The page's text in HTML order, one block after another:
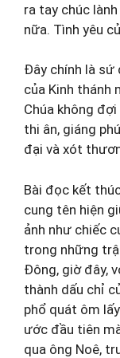
ra tay chúc
nữa. Tình yêu
Đây chính là sứ
của Kinh thánh
Chúa không
thi ân, giáng
đại và xót
Bài đọc kết
cung tên hiện
ảnh như chiếc
trong những
Đông, giờ đây,
thành dấu chỉ
phổ quát ôm
ước đầu tiên
qua ông Noê,